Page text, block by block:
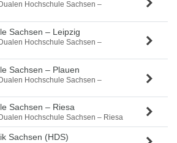
Hochschule Sachsen –
Sachsen – Leipzig
Hochschule Sachsen –
Sachsen – Plauen
Hochschule Sachsen –
Sachsen – Riesa
Hochschule Sachsen – Riesa
Sachsen (HDS)